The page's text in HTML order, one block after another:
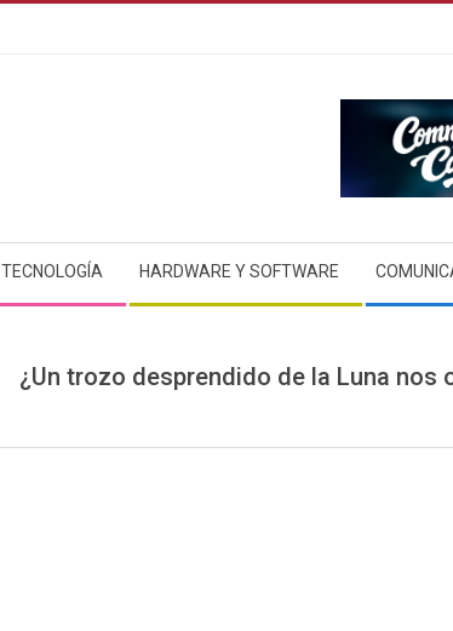
TECNOLOGÍA HARDWARE Y SOFTWARE
¿Un trozo desprendido de la Luna nos